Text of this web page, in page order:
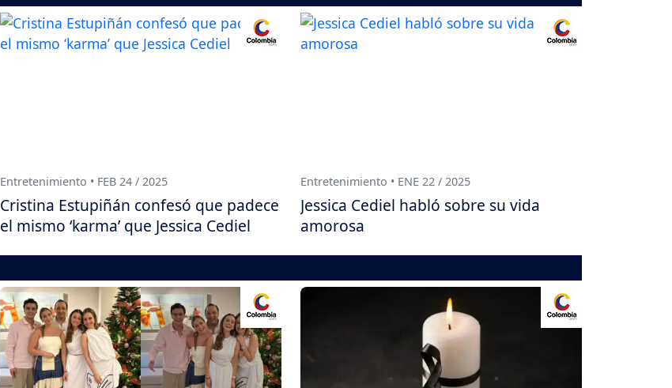
Entretenimiento • FEB 24 / 2025
Cristina Estupiñán confesó que padece
el mismo ‘karma’ que Jessica Cediel
Entretenimiento • ENE 22 / 2025
Jessica Cediel habló sobre su vida
amorosa